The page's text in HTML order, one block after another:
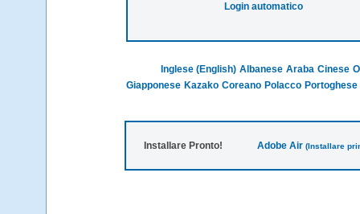
Login automatico
Inglese (English) Albanese Araba Cinese
Giapponese Kazako Coreano Polacco Portoghese
Installare Pronto! Adobe Air (Installare